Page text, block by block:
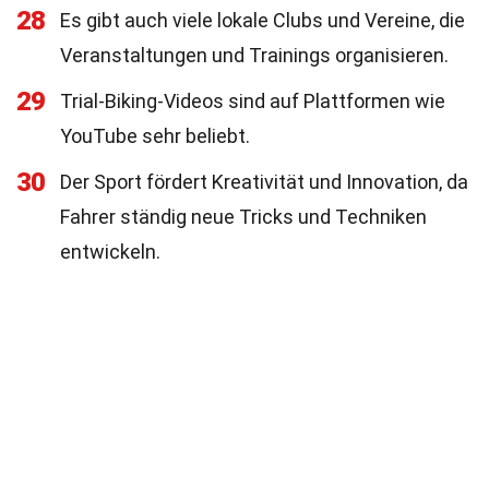
28
Es gibt auch viele lokale Clubs und Vereine, die
Veranstaltungen und Trainings organisieren.
29
Trial-Biking-Videos sind auf Plattformen wie
YouTube sehr beliebt.
30
Der Sport fördert Kreativität und Innovation, da
Fahrer ständig neue Tricks und Techniken
entwickeln.